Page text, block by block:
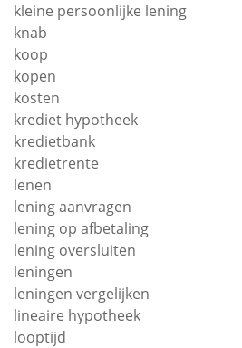
kleine persoonlijke lening
knab
koop
kopen
kosten
krediet hypotheek
kredietbank
kredietrente
lenen
lening aanvragen
lening op afbetaling
lening oversluiten
leningen
leningen vergelijken
lineaire hypotheek
looptijd